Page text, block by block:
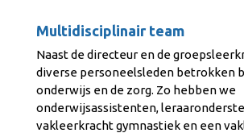
Multidisciplinair team
Naast de directeur en de
diverse personeelsleden betrokken
onderwijs en de zorg. Zo hebben we
onderwijsassistenten,
vakleerkracht gymnastiek en een